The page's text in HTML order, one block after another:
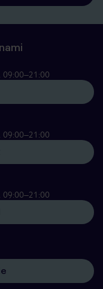
09:00–21:00
09:00–21:00
09:00–21:00